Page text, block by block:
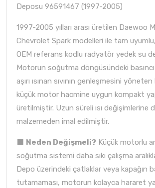
Deposu 96591467 (1997-2005)
1997-2005 yılları arası üretilen Daewoo
Chevrolet Spark modelleri ile tam
OEM referans kodlu radyatör yedek su
Motorun soğutma döngüsündeki
aşırı ısınan sıvının genleşmesini
küçük motor hacmine uygun kompakt
üretilmiştir. Uzun süreli ısı değişimlerine
malzemeden imal edilmiştir.
⬛ Neden Değişmeli? Küçük motorlu
soğutma sistemi daha sıkı çalışma
Depo üzerindeki çatlaklar veya kapağın
tutamaması, motorun kolayca hararet